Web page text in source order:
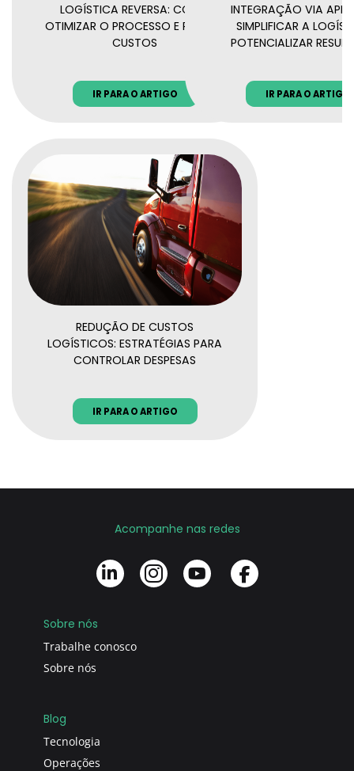
LOGÍSTICA REVERSA: COMO
OTIMIZAR O PROCESSO E REDUZIR
CUSTOS
IR PARA O ARTIGO
INTEGRAÇÃO VIA API:
SIMPLIFICAR A
POTENCIALIZAR
IR PARA O ARTIGO
REDUÇÃO DE CUSTOS
LOGÍSTICOS: ESTRATÉGIAS PARA
CONTROLAR DESPESAS
IR PARA O ARTIGO
Acompanhe nas redes
Sobre nós
Trabalhe conosco
Sobre nós
Blog
Tecnologia
Operações